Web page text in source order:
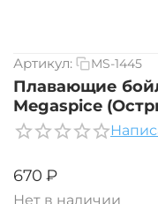
Артикул: MS-1445
Плавающие
Megaspice
‍670‍ ₽
Нет в наличии